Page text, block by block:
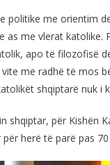
politike me orientim
me vlerat katolike.
apo të filozofisë
me radhë të mos
shqiptarë nuk i
shqiptar, për Kishën
herë të parë pas